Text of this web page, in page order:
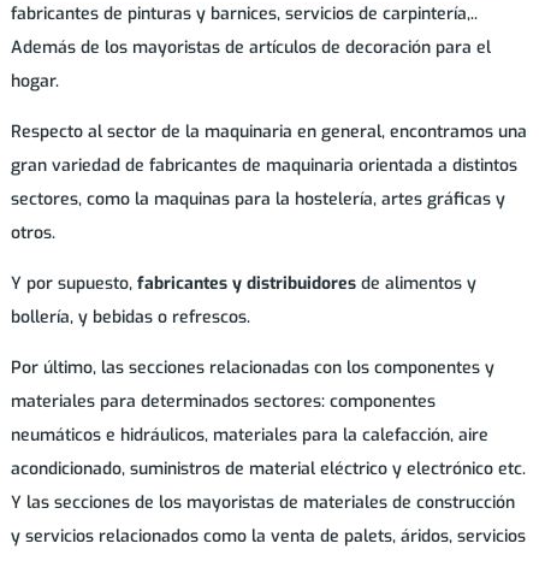
fabricantes de pinturas y barnices, servicios de carpintería,..
Además de los mayoristas de artículos de decoración para el
hogar.
Respecto al sector de la maquinaria en general, encontramos una
gran variedad de fabricantes de maquinaria orientada a distintos
sectores, como la maquinas para la hostelería, artes gráficas y
otros.
Y por supuesto, fabricantes y distribuidoresde alimentos y
bollería, y bebidas o refrescos.
Por último, las secciones relacionadas con los componentes y
materiales para determinados sectores: componentes
neumáticos e hidráulicos, materiales para la calefacción, aire
acondicionado, suministros de material eléctrico y electrónico etc.
Y las secciones de los mayoristas de materiales de construcción
y servicios relacionados como la venta de palets, áridos, servicios